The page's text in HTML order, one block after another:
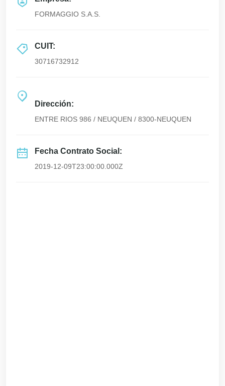
FORMAGGIO S.A.S.
CUIT:
30716732912
Dirección:
ENTRE RIOS 986 / NEUQUEN / 8300-NEUQUEN
Fecha Contrato Social:
2019-12-09T23:00:00.000Z